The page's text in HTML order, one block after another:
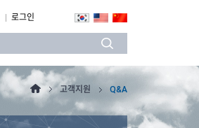
로그인
고객지원 Q&A